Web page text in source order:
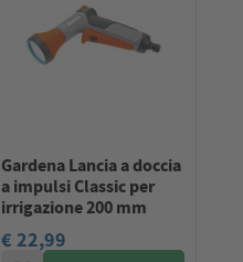
Gardena Lancia a doccia
a impulsi Classic per
irrigazione 200 mm
€ 22,99